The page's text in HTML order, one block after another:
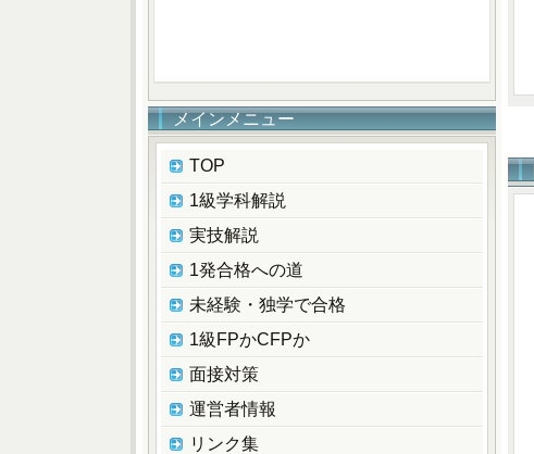
メインメニュー
TOP
1級学科解説
実技解説
1発合格への道
未経験・独学で合格
1級FPかCFPか
面接対策
運営者情報
リンク集